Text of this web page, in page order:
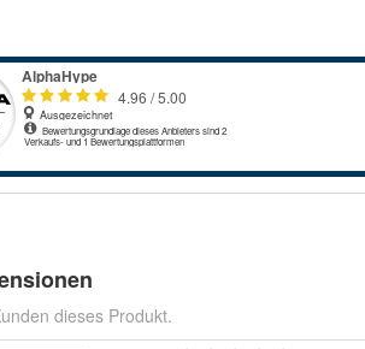
dieses Produkt.